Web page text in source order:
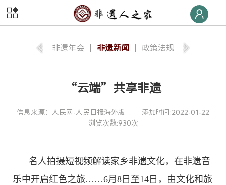
首页
快线
非遗年会 非遗新闻 政策法规
“云端”共享非遗
信息来源：人民网-人民日报海外版
添加时间:2022-01-22
浏览次数:930次
名人拍摄短视频解读家乡非遗文化，在非遗音
乐中开启红色之旅……6月8日至14日，由文化和旅